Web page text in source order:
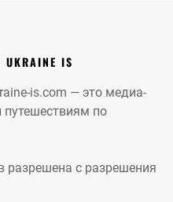
IS
is.com — это медиа-
путешествиям по
разрешена с разрешения